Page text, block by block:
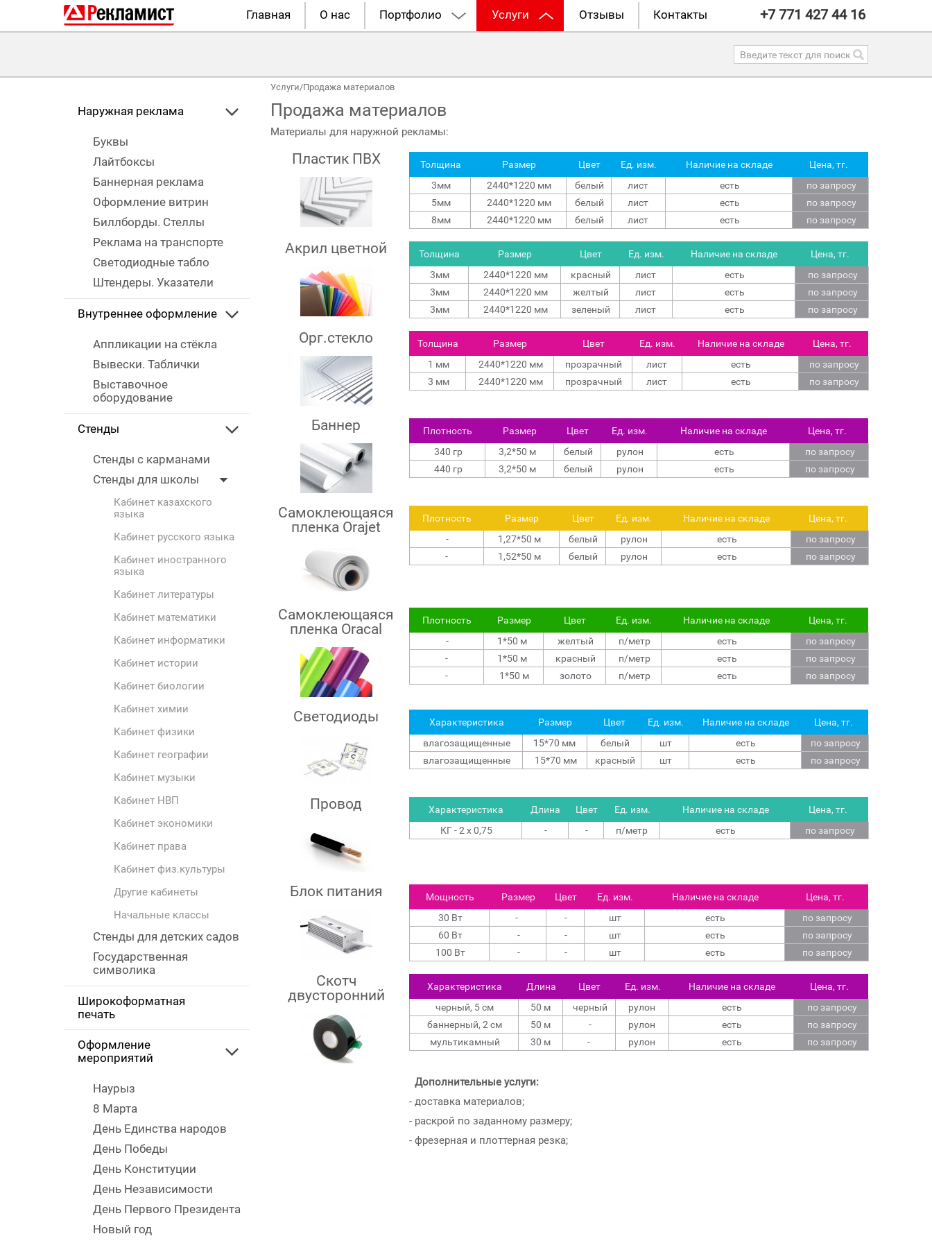
Главная О нас Портфолио Услуги Отзывы Контакты +7 771 427 44 16
Наружная реклама
Буквы
Лайтбоксы
Баннерная реклама
Оформление витрин
Биллборды. Стеллы
Реклама на транспорте
Светодиодные табло
Штендеры. Указатели
Внутреннее оформление
Аппликации на стёкла
Вывески. Таблички
Выставочное
оборудование
Стенды
Стенды с карманами
Стенды для школы
Кабинет казахского
языка
Кабинет русского языка
Кабинет иностранного
языка
Кабинет литературы
Кабинет математики
Кабинет информатики
Кабинет истории
Кабинет биологии
Кабинет химии
Кабинет физики
Кабинет географии
Кабинет музыки
Кабинет НВП
Кабинет экономики
Кабинет права
Кабинет физ.культуры
Другие кабинеты
Начальные классы
Стенды для детских садов
Государственная
символика
Широкоформатная
печать
Оформление
мероприятий
Наурыз
8 Марта
День Единства народов
День Победы
День Конституции
День Независимости
День Первого Президента
Новый год
Услуги/Продажа материалов
Продажа материалов
Материалы для наружной рекламы:
Пластик ПВХ Толщина Размер Цвет Ед. изм. Наличие на складе
Цена, тг.
3мм
2440*1220 мм белый лист есть
по запросу
5мм
2440*1220 мм белый лист есть
по запросу
8мм
2440*1220 мм белый лист есть по запросу
Акрил цветной Толщина Размер Цвет Ед. изм. Наличие на складе
Цена, тг.
3мм
2440*1220 мм красный лист есть
по запросу
3мм
2440*1220 мм желтый лист есть
по запросу
3мм
2440*1220 мм зеленый лист есть по запросу
Орг.стекло Толщина Размер Цвет Ед. изм. Наличие на складе
Цена, тг.
1 мм
2440*1220 мм прозрачный лист есть
по запросу
3 мм
2440*1220 мм прозрачный лист есть по запросу
Баннер Плотность Размер Цвет Ед. изм. Наличие на складе
Цена, тг.
340 гр
3,2*50 м белый рулон есть
по запросу
440 гр
3,2*50 м белый рулон есть по запросу
Самоклеющаяся
пленка Orajet
Плотность Размер Цвет Ед. изм. Наличие на складе
Цена, тг.
-
1,27*50 м белый рулон есть
по запросу
-
1,52*50 м белый рулон есть по запросу
Самоклеющаяся
пленка Oracal
Плотность Размер Цвет Ед. изм. Наличие на складе
Цена, тг.
-
1*50 м желтый п/метр есть
по запросу
-
1*50 м красный п/метр есть
по запросу
-
1*50 м золото п/метр есть по запросу
Светодиоды Характеристика Размер Цвет Ед. изм. Наличие на складе
Цена, тг.
влагозащищенные
15*70 мм белый шт есть
по запросу
влагозащищенные
15*70 мм красный шт есть по запросу
Провод Характеристика Длина Цвет Ед. изм. Наличие на складе
Цена, тг.
КГ - 2 х 0,75
- - п/метр есть по запросу
Блок питания Мощность Размер Цвет Ед. изм. Наличие на складе
Цена, тг.
30 Вт
- - шт есть
по запросу
60 Вт
- - шт есть
по запросу
100 Вт
- - шт есть по запросу
Скотч
двусторонний
Характеристика Длина Цвет Ед. изм. Наличие на складе
Цена, тг.
черный, 5 см
50 м черный рулон есть
по запросу
баннерный, 2 см
50 м - рулон есть
по запросу
мультикамный
30 м - рулон есть по запросу
Дополнительные услуги:
- доставка материалов;
- раскрой по заданному размеру;
- фрезерная и плоттерная резка;